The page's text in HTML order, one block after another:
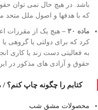
باشد. در هیچ حال نمی توان
که با هدفها و اصول ملل متحد
ماده ۳۰ – هیچ یک از مقررات
کرد که برای دولتی یا گروهی
به فعالیتی دست زند یا کاری
حقوق و آزادی های مذکور در این
کتابم را چگونه چاپ کنم؟
محصولات مشق شب